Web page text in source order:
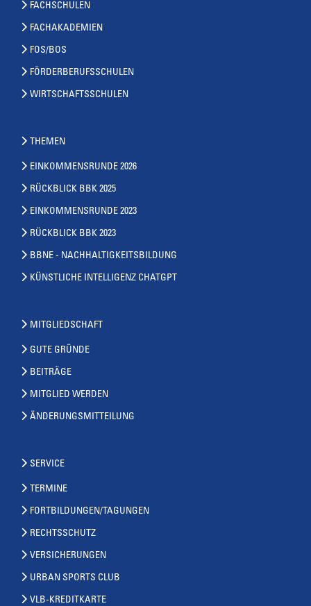
FACHSCHULEN
FACHAKADEMIEN
FOS/BOS
FÖRDERBERUFSSCHULEN
WIRTSCHAFTSSCHULEN
THEMEN
EINKOMMENSRUNDE 2026
RÜCKBLICK BBK 2025
EINKOMMENSRUNDE 2023
RÜCKBLICK BBK 2023
BBNE - NACHHALTIGKEITSBILDUNG
KÜNSTLICHE INTELLIGENZ CHATGPT
MITGLIEDSCHAFT
GUTE GRÜNDE
BEITRÄGE
MITGLIED WERDEN
ÄNDERUNGSMITTEILUNG
SERVICE
TERMINE
FORTBILDUNGEN/TAGUNGEN
RECHTSSCHUTZ
VERSICHERUNGEN
URBAN SPORTS CLUB
VLB-KREDITKARTE